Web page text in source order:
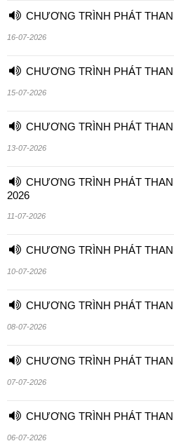
CHƯƠNG TRÌNH PHÁT
16-07-2026
CHƯƠNG TRÌNH PHÁT
15-07-2026
CHƯƠNG TRÌNH PHÁT
13-07-2026
CHƯƠNG TRÌNH PHÁT
2026
11-07-2026
CHƯƠNG TRÌNH PHÁT
10-07-2026
CHƯƠNG TRÌNH PHÁT
08-07-2026
CHƯƠNG TRÌNH PHÁT
07-07-2026
CHƯƠNG TRÌNH PHÁT
06-07-2026